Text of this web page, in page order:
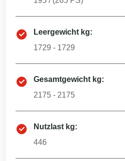
Leergewicht kg:
1729 - 1729
Gesamtgewicht kg:
2175 - 2175
Nutzlast kg:
446